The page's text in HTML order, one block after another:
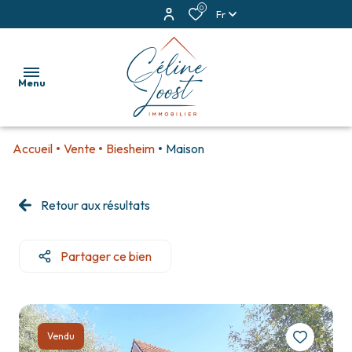
0 Fr
Menu
estimation
e-
mail
Accueil Vente Biesheim Maison
Retour aux résultats
Partager ce bien
Vendu